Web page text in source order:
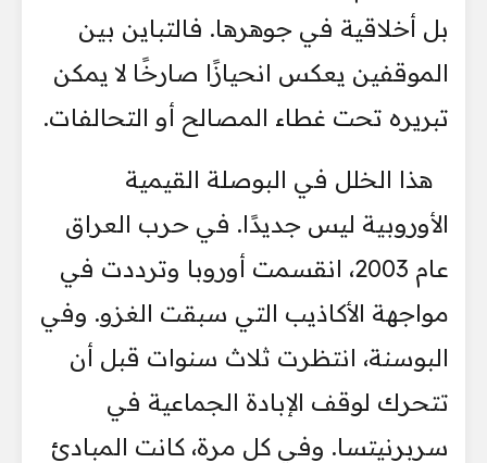
بل أخلاقية في جوهرها. فالتباين بين
الموقفين يعكس انحيازًا صارخًا لا يمكن
تبريره تحت غطاء المصالح أو التحالفات.
هذا الخلل في البوصلة القيمية
الأوروبية ليس جديدًا. في حرب العراق
عام 2003، انقسمت أوروبا وترددت في
مواجهة الأكاذيب التي سبقت الغزو. وفي
البوسنة، انتظرت ثلاث سنوات قبل أن
تتحرك لوقف الإبادة الجماعية في
سربرنيتسا. وفي كل مرة، كانت المبادئ